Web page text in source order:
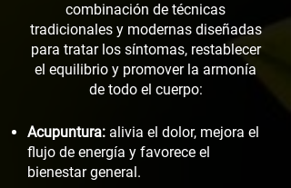
combinación de técnicas
tradicionales y modernas diseñadas
para tratar los síntomas, restablecer
el equilibrio y promover la armonía
de todo el cuerpo:
Acupuntura: alivia el dolor, mejora el
flujo de energía y favorece el
bienestar general.